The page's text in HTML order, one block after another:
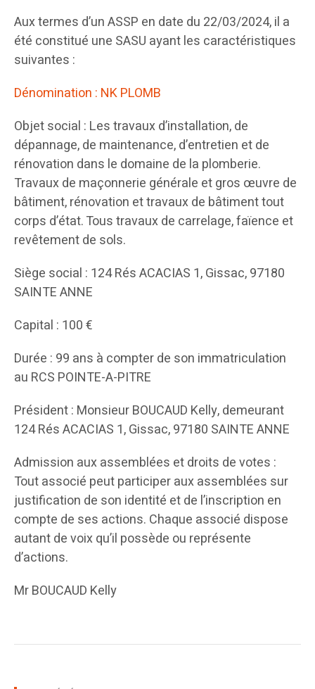
Aux termes d’un ASSP en date du 22/03/2024, il a
été constitué une SASU ayant les caractéristiques
suivantes :
Dénomination : NK PLOMB
Objet social : Les travaux d’installation, de
dépannage, de maintenance, d’entretien et de
rénovation dans le domaine de la plomberie.
Travaux de maçonnerie générale et gros œuvre de
bâtiment, rénovation et travaux de bâtiment tout
corps d’état. Tous travaux de carrelage, faïence et
revêtement de sols.
Siège social : 124 Rés ACACIAS 1, Gissac, 97180
SAINTE ANNE
Capital : 100 €
Durée : 99 ans à compter de son immatriculation
au RCS POINTE-A-PITRE
Président : Monsieur BOUCAUD Kelly, demeurant
124 Rés ACACIAS 1, Gissac, 97180 SAINTE ANNE
Admission aux assemblées et droits de votes :
Tout associé peut participer aux assemblées sur
justification de son identité et de l’inscription en
compte de ses actions. Chaque associé dispose
autant de voix qu’il possède ou représente
d’actions.
Mr BOUCAUD Kelly